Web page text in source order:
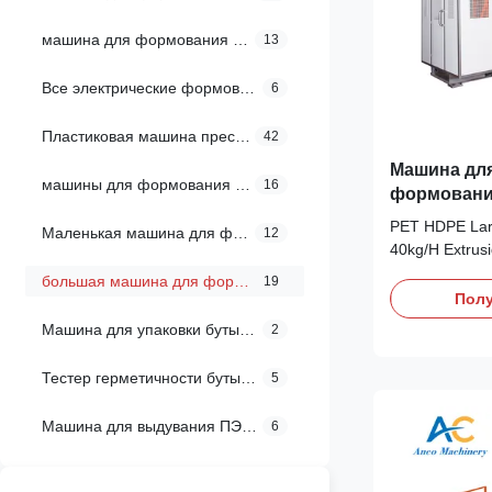
13
6
42
16
12
19
2
5
6
Машина
емкости 40
PET HDPE
40kg/H
Extrusion